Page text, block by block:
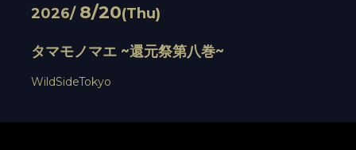
2026/ 8/20(Thu)
タマモノマエ ~還元祭第八巻~
WildSideTokyo